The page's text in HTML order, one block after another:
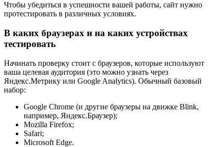
Чтобы убедиться в успешности вашей работы, сайт нужно
протестировать в различных условиях.
В каких браузерах и на каких устройствах
тестировать
Начинать проверку стоит с браузеров, которые используют
ваша целевая аудитория (это можно узнать через
Яндекс.Метрику или Google Analytics). Обычный базовый
набор:
Google Chrome (и другие браузеры на движке Blink,
например, Яндекс.Браузер);
Mozilla Firefox;
Safari;
Microsoft Edge.